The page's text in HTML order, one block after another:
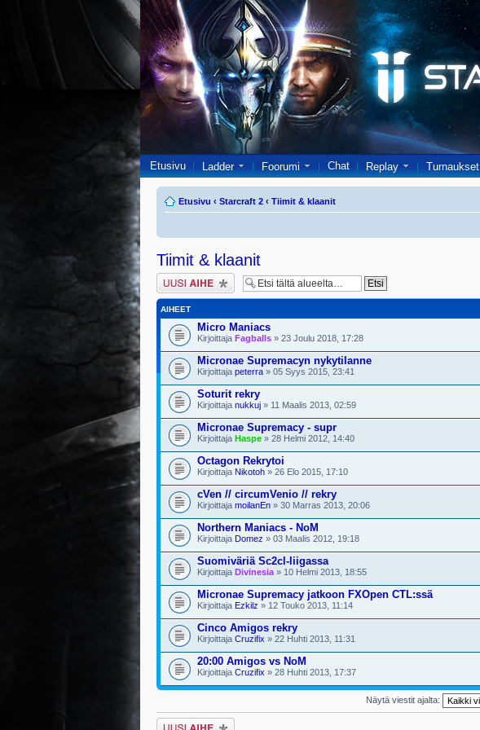
Etusivu Ladder Foorumi Chat Replay Turnaukset
Etusivu ‹ Starcraft 2 ‹ Tiimit & klaanit
Tiimit & klaanit
Lähetä uusi viesti
AIHEET
Micro Maniacs
Kirjoittaja Fagballs » 23 Joulu 2018, 17:28
Micronae Supremacyn nykytilanne
Kirjoittaja peterra » 05 Syys 2015, 23:41
Soturit rekry
Kirjoittaja nukkuj » 11 Maalis 2013, 02:59
Micronae Supremacy - supr
Kirjoittaja Haspe » 28 Helmi 2012, 14:40
Octagon Rekrytoi
Kirjoittaja Nikotoh » 26 Elo 2015, 17:10
cVen // circumVenio // rekry
Kirjoittaja moilanEn » 30 Marras 2013, 20:06
Northern Maniacs - NoM
Kirjoittaja Domez » 03 Maalis 2012, 19:18
Suomiväriä Sc2cl-liigassa
Kirjoittaja Divinesia » 10 Helmi 2013, 18:55
Micronae Supremacy jatkoon FXOpen CTL:ssä
Kirjoittaja Ezkilz » 12 Touko 2013, 11:14
Cinco Amigos rekry
Kirjoittaja Cruzifix » 22 Huhti 2013, 11:31
20:00 Amigos vs NoM
Kirjoittaja Cruzifix » 28 Huhti 2013, 17:37
Näytä viestit ajalta:
Lähetä uusi viesti